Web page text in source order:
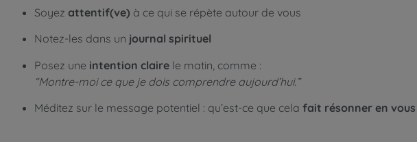
Soyez attentif(ve) à ce qui se répète autour de vous
Notez-les dans un journal spirituel
Posez une intention claire le matin, comme :
“Montre-moi ce que je dois comprendre aujourd’hui.”
Méditez sur le message potentiel : qu’est-ce que cela fait résonner en vous